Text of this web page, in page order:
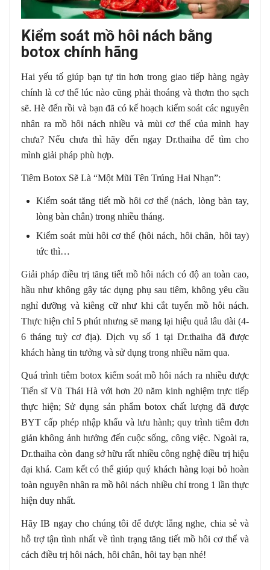
Kiểm soát mồ hôi nách bằng
botox chính hãng
Hai yếu tố giúp bạn tự tin hơn trong giao tiếp hàng ngày
chính là cơ thể lúc nào cũng phải thoáng và thơm tho sạch
sẽ. Hè đến rồi và bạn đã có kế hoạch kiểm soát các nguyên
nhân ra mồ hôi nách nhiều và mùi cơ thể của mình hay
chưa? Nếu chưa thì hãy đến ngay Dr.thaiha để tìm cho
mình giải pháp phù hợp.
Tiêm Botox Sẽ Là “Một Mũi Tên Trúng Hai Nhạn”:
Kiểm soát tăng tiết mồ hôi cơ thể (nách, lòng bàn tay,
lòng bàn chân) trong nhiều tháng.
Kiểm soát mùi hôi cơ thể (hôi nách, hôi chân, hôi tay)
tức thì…
Giải pháp điều trị tăng tiết mồ hôi nách có độ an toàn cao,
hầu như không gây tác dụng phụ sau tiêm, không yêu cầu
nghỉ dưỡng và kiêng cữ như khi cắt tuyến mồ hôi nách.
Thực hiện chỉ 5 phút nhưng sẽ mang lại hiệu quả lâu dài (4-
6 tháng tuỳ cơ địa). Dịch vụ số 1 tại Dr.thaiha đã được
khách hàng tin tưởng và sử dụng trong nhiều năm qua.
Quá trình tiêm botox kiểm soát mồ hôi nách ra nhiều được
Tiến sĩ Vũ Thái Hà với hơn 20 năm kinh nghiệm trực tiếp
thực hiện; Sử dụng sản phẩm botox chất lượng đã được
BYT cấp phép nhập khẩu và lưu hành; quy trình tiêm đơn
giản không ảnh hưởng đến cuộc sống, công việc. Ngoài ra,
Dr.thaiha còn đang sở hữu rất nhiều công nghệ điều trị hiệu
đại khá. Cam kết có thể giúp quý khách hàng loại bỏ hoàn
toàn nguyên nhân ra mồ hôi nách nhiều chỉ trong 1 lần thực
hiện duy nhất.
Hãy IB ngay cho chúng tôi để được lắng nghe, chia sẻ và
hỗ trợ tận tình nhất về tình trạng tăng tiết mồ hôi cơ thể và
cách điều trị hôi nách, hôi chân, hôi tay bạn nhé!